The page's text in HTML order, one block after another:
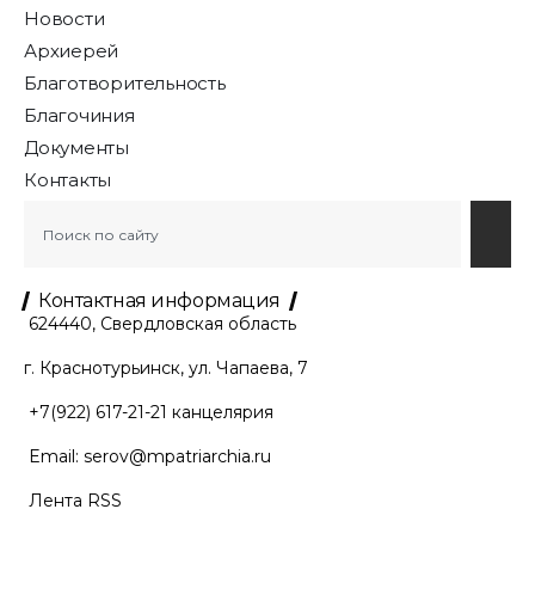
Новости
Архиерей
Благотворительность
Благочиния
Документы
Контакты
Контактная информация
624440, Свердловская область
г. Краснотурьинск, ул. Чапаева, 7
+7(922) 617-21-21 канцелярия
Email: serov@mpatriarchia.ru
Лента RSS